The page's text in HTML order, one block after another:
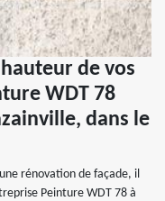
de vos
WDT 78
dans le
rénovation de façade, il
Peinture WDT 78 à